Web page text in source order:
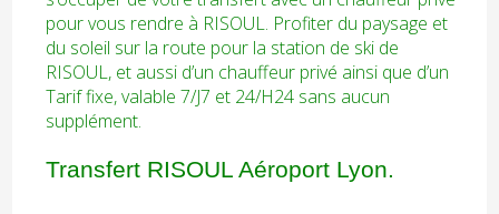
pour vous rendre à RISOUL. Profiter du paysage et
du soleil sur la route pour la station de ski de
RISOUL, et aussi d’un chauffeur privé ainsi que d’un
Tarif fixe, valable 7/J7 et 24/H24 sans aucun
supplément.
Transfert RISOUL Aéroport Lyon.